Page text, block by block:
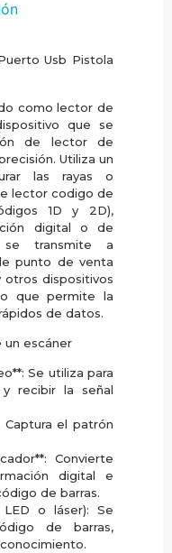
Usb Pistola
como lector de
que se
de lector de
Utiliza un
las rayas o
lector codigo de
1D y 2D),
digital o de
se transmite a
punto de venta
otros dispositivos
que permite la
de datos.
un escáner
Se utiliza para
recibir la señal
Captura el patrón
Convierte
digital e
de barras.
o láser): Se
de barras,